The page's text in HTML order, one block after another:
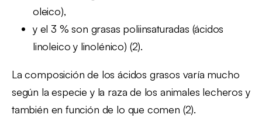
oleico),
y el 3 % son grasas poliinsaturadas (ácidos
linoleico y linolénico) (2).
La composición de los ácidos grasos varía mucho
según la especie y la raza de los animales lecheros y
también en función de lo que comen (2).